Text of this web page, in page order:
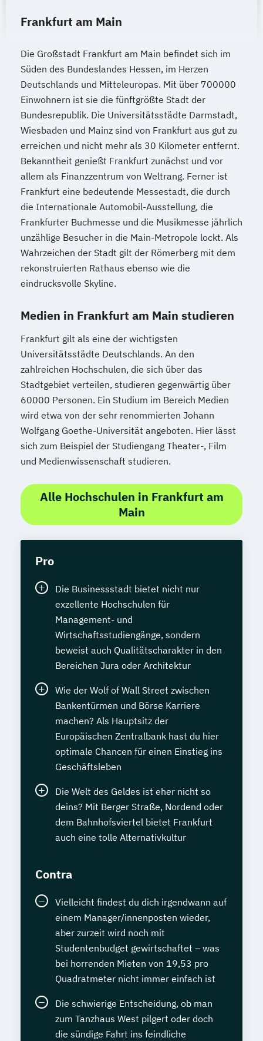
Frankfurt am Main
Die Großstadt Frankfurt am Main befindet sich im
Süden des Bundeslandes Hessen, im Herzen
Deutschlands und Mitteleuropas. Mit über 700000
Einwohnern ist sie die fünftgrößte Stadt der
Bundesrepublik. Die Universitätsstädte Darmstadt,
Wiesbaden und Mainz sind von Frankfurt aus gut zu
erreichen und nicht mehr als 30 Kilometer entfernt.
Bekanntheit genießt Frankfurt zunächst und vor
allem als Finanzzentrum von Weltrang. Ferner ist
Frankfurt eine bedeutende Messestadt, die durch
die Internationale Automobil-Ausstellung, die
Frankfurter Buchmesse und die Musikmesse jährlich
unzählige Besucher in die Main-Metropole lockt. Als
Wahrzeichen der Stadt gilt der Römerberg mit dem
rekonstruierten Rathaus ebenso wie die
eindrucksvolle Skyline.
Medien in Frankfurt am Main studieren
Frankfurt gilt als eine der wichtigsten
Universitätsstädte Deutschlands. An den
zahlreichen Hochschulen, die sich über das
Stadtgebiet verteilen, studieren gegenwärtig über
60000 Personen. Ein Studium im Bereich Medien
wird etwa von der sehr renommierten Johann
Wolfgang Goethe-Universität angeboten. Hier lässt
sich zum Beispiel der Studiengang Theater-, Film
und Medienwissenschaft studieren.
Alle Hochschulen in Frankfurt am
Main
Pro
Die Businessstadt bietet nicht nur
exzellente Hochschulen für
Management- und
Wirtschaftsstudiengänge, sondern
beweist auch Qualitätscharakter in den
Bereichen Jura oder Architektur
Wie der Wolf of Wall Street zwischen
Bankentürmen und Börse Karriere
machen? Als Hauptsitz der
Europäischen Zentralbank hast du hier
optimale Chancen für einen Einstieg ins
Geschäftsleben
Die Welt des Geldes ist eher nicht so
deins? Mit Berger Straße, Nordend oder
dem Bahnhofsviertel bietet Frankfurt
auch eine tolle Alternativkultur
Contra
Vielleicht findest du dich irgendwann auf
einem Manager/innenposten wieder,
aber zurzeit wird noch mit
Studentenbudget gewirtschaftet – was
bei horrenden Mieten von 19,53 pro
Quadratmeter nicht immer einfach ist
Die schwierige Entscheidung, ob man
zum Tanzhaus West pilgert oder doch
die sündige Fahrt ins feindliche